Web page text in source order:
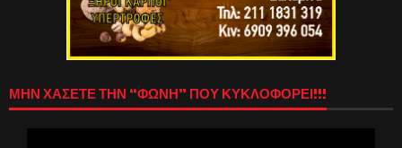
ΜΗΝ ΧΑΣΕΤΕ ΤΗΝ “ΦΩΝΗ” ΠΟΥ ΚΥΚΛΟΦΟΡΕΙ!!!